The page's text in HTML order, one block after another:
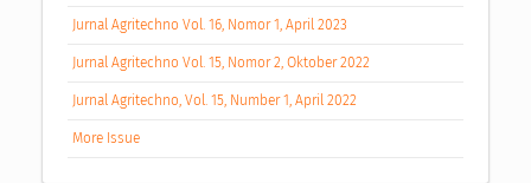
Jurnal Agritechno Vol. 16, Nomor 1, April 2023
Jurnal Agritechno Vol. 15, Nomor 2, Oktober 2022
Jurnal Agritechno, Vol. 15, Number 1, April 2022
More Issue